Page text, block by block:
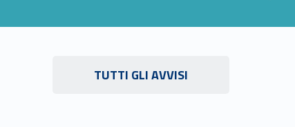
TUTTI GLI AVVISI